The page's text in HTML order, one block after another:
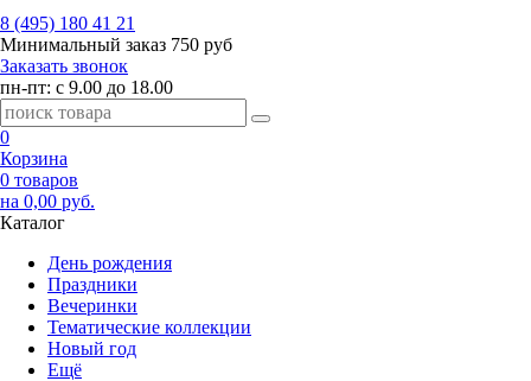
8 (495) 180 41 21
Минимальный заказ 750 руб
Заказать звонок
пн-пт: с 9.00 до 18.00
0
Корзина
0 товаров
на 0,00 руб.
Каталог
День рождения
Праздники
Вечеринки
Тематические коллекции
Новый год
Ещё